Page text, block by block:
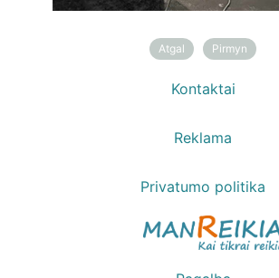
Atgal Pirmyn
Kontaktai
Reklama
Privatumo politika